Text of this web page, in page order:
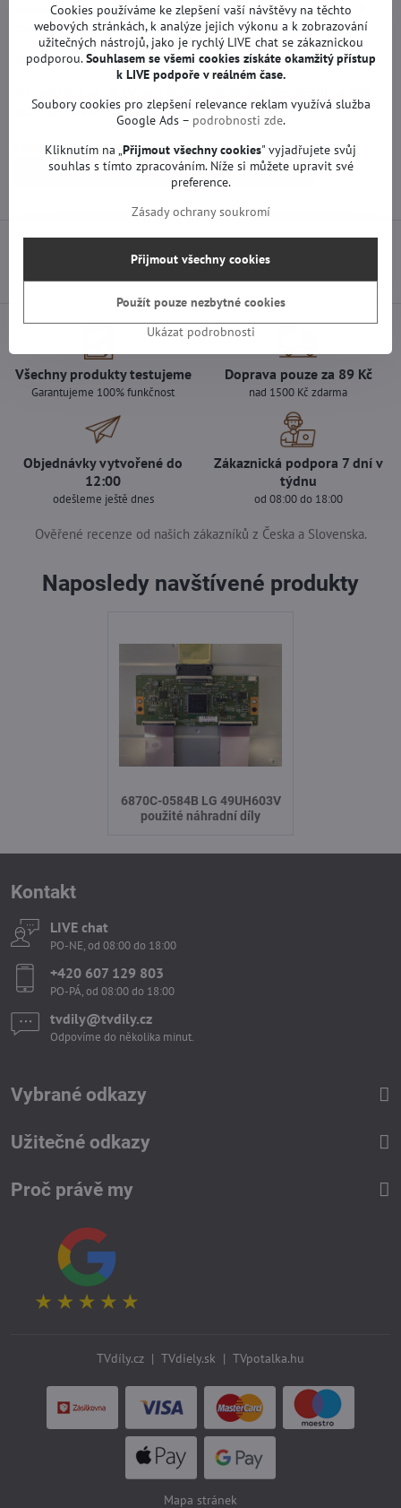
modelech. Před koupí doporučujeme řádně zkontrolovat jakékoli
rozdíly s Vaší deskou. V případě otázek nás prosím kontaktujte.
Záruka na použitý díl je 12 měsíců od zakoupení.
žádný servis ani oprava.
Více z kategorie
Náhradní díly | LG TV T-con a jiné | LG TV
Předchozí produkt Následující produkt
Všechny produkty testujeme
Garantujeme 100% funkčnost
Doprava pouze za 89 Kč
nad 1500 Kč zdarma
Objednávky vytvořené do
12:00
odešleme ještě dnes
Zákaznická podpora 7 dní v
týdnu
od 08:00 do 18:00
Ověřené recenze od našich zákazníků z Česka a Slovenska.
Naposledy navštívené produkty
6870C-0584B LG 49UH603V
použité náhradní díly
Kontakt
LIVE chat
PO-NE, od 08:00 do 18:00
+420 607 129 803
PO-PÁ, od 08:00 do 18:00
tvdily​@tvdily​.cz
Odpovíme do několika minut.
Vybrané odkazy
Užitečné odkazy
Proč právě my
TVdíly.cz | TVdiely.sk | TVpotalka.hu
Mapa stránek
Cookies používáme ke zlepšení vaší návštěvy na těchto
webových stránkách, k analýze jejich výkonu a k zobrazování
užitečných nástrojů, jako je rychlý LIVE chat se zákaznickou
podporou.Souhlasem se všemi cookies získáte okamžitý přístup
k LIVE podpoře v reálném čase.
Soubory cookies pro zlepšení relevance reklam využívá služba
Google Ads – podrobnosti zde.
Kliknutím na „ Přijmout všechny cookies" vyjadřujete svůj
souhlas s tímto zpracováním. Níže si můžete upravit své
preference.
Zásady ochrany soukromí
Ukázat podrobnosti
Přijmout všechny cookies
Použít pouze nezbytné cookies